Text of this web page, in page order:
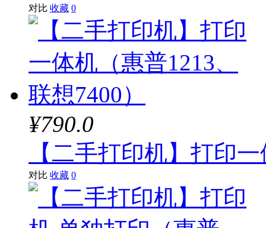
对比 收藏 0
¥790.0
【二手打印机】打印
对比 收藏 0